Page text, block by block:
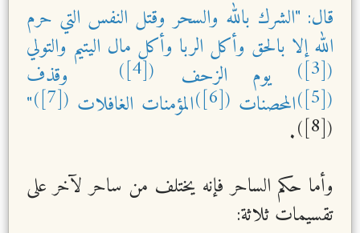
قال: "الشرك بالله والسحر وقتل النفس التي حرم
الله إلا بالحق وأكل الربا وأكل مال اليتيم والتولي
(
[3]
) يوم الزحف (
[4]
) وقذف
(
[5]
)المحصنات (
[6]
)المؤمنات الغافلات (
[7]
)
"
(
[8]
)
.
وأما حكم الساحر فإنه يختلف من ساحر لآخر على
تقسيمات ثلاثة: